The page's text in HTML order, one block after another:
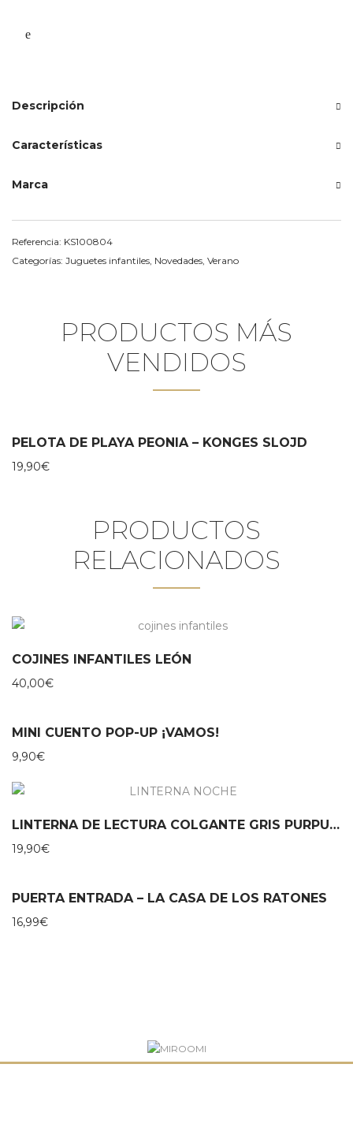
Descripción
Características
Marca
Referencia: KS100804
Categorías: Juguetes infantiles Novedades Verano
PRODUCTOS MÁS
VENDIDOS
PELOTA DE PLAYA PEONIA – KONGES SLOJD
19,90€
PRODUCTOS
RELACIONADOS
COJINES INFANTILES LEÓN
40,00€
MINI CUENTO POP-UP ¡VAMOS!
9,90€
LINTERNA DE LECTURA COLGANTE GRIS PURPURINA MOSES
19,90€
PUERTA ENTRADA – LA CASA DE LOS RATONES
16,99€